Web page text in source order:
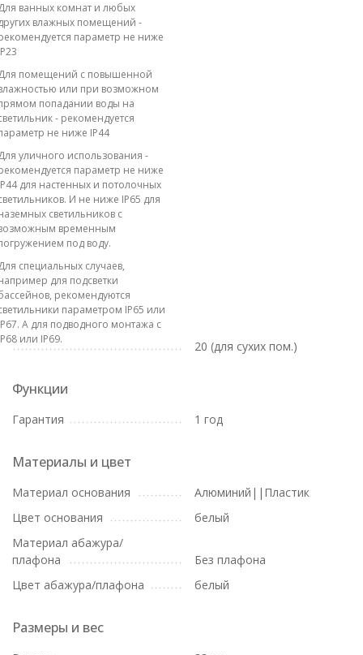
ванных комнат и любых
влажных помещений -
параметр не ниже
помещений с повышенной
или при возможном
попадании воды на
- рекомендуется
не ниже IP44
уличного использования -
параметр не ниже
для настенных и потолочных
И не ниже IP65 для
светильников с
временным
под воду.
специальных случаев,
для подсветки
рекомендуются
параметром IP65 или
А для подводного монтажа с
или IP69.
20 (для сухих пом.)
Функции
Гарантия 1 год
Материалы и цвет
Материал основания
Алюминий||Пластик
Цвет основания
белый
Материал абажура/
плафона
Без плафона
Цвет абажура/плафона
белый
Размеры и вес